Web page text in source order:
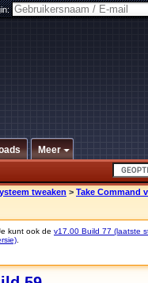
Meer
tweaken > Take Command
kunt ook de v17.00 Build 77 (laatste